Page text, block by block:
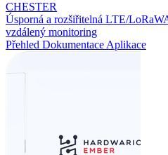
CHESTER
Úsporná a rozšiřitelná LTE/
vzdálený monitoring
Přehled Dokumentace Aplikace